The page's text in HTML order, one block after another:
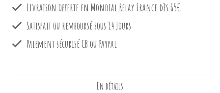
bubble
Queen
(rose)
Livraison offerte en Mondial Relay France dès 65€
Satisfait ou remboursé sous 14 jours
Paiement sécurisé CB ou Paypal
En détails